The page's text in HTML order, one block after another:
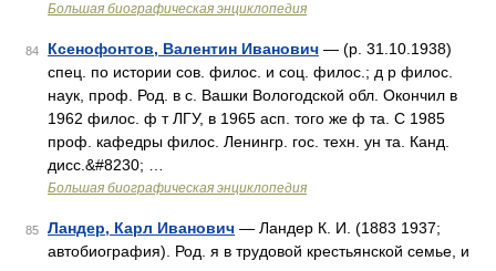
Большая биографическая энциклопедия
84 Ксенофонтов, Валентин Иванович — (р. 31.10.1938)
спец. по истории сов. филос. и соц. филос.; д р филос.
наук, проф. Род. в с. Вашки Вологодской обл. Окончил в
1962 филос. ф т ЛГУ, в 1965 асп. того же ф та. С 1985
проф. кафедры филос. Ленингр. гос. техн. ун та. Канд.
дисс.&#8230; …
Большая биографическая энциклопедия
85 Ландер, Карл Иванович — Ландер К. И. (1883 1937;
автобиография). Род. я в трудовой крестьянской семье, и